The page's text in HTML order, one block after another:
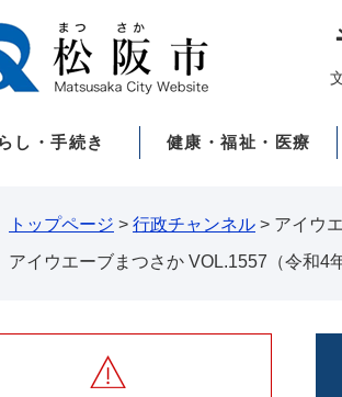
し・手続き 健康・福祉・医療
トップページ > 行政チャンネル > アイウ
アイウエーブまつさか VOL.1557（令和4